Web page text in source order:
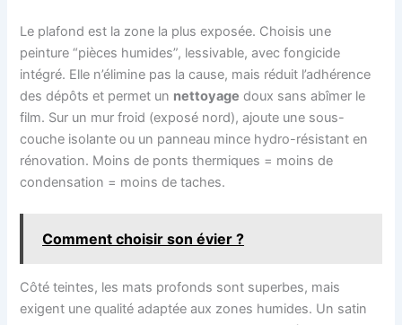
Le plafond est la zone la plus exposée. Choisis une
peinture “pièces humides”, lessivable, avec fongicide
intégré. Elle n’élimine pas la cause, mais réduit l’adhérence
des dépôts et permet un nettoyage doux sans abîmer le
film. Sur un mur froid (exposé nord), ajoute une sous-
couche isolante ou un panneau mince hydro-résistant en
rénovation. Moins de ponts thermiques = moins de
condensation = moins de taches.
Comment choisir son évier ?
Côté teintes, les mats profonds sont superbes, mais
exigent une qualité adaptée aux zones humides. Un satin